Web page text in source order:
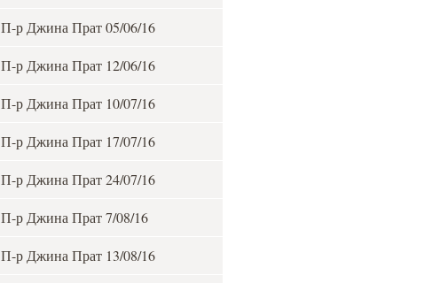
П-р Джина Прат 05/06/16
П-р Джина Прат 12/06/16
П-р Джина Прат 10/07/16
П-р Джина Прат 17/07/16
П-р Джина Прат 24/07/16
П-р Джина Прат 7/08/16
П-р Джина Прат 13/08/16